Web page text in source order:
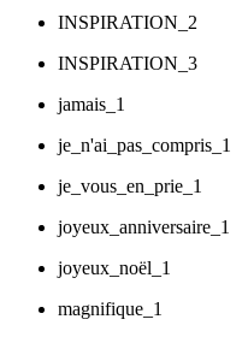
INSPIRATION_2
INSPIRATION_3
jamais_1
je_n'ai_pas_compris_1
je_vous_en_prie_1
joyeux_anniversaire_1
joyeux_noël_1
magnifique_1